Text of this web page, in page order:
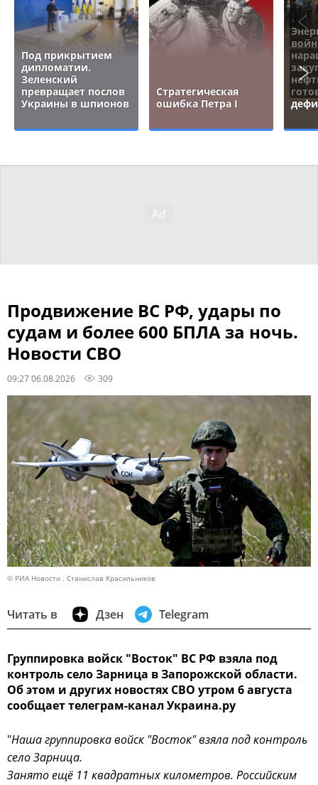
Под прикрытием
дипломатии.
Зеленский
превращает послов
Украины в шпионов
Стратегическая
ошибка Петра I
Продвижение ВС РФ, удары по
судам и более 600 БПЛА за ночь.
Новости СВО
09:27 06.08.2026 309
© РИА Новости . Станислав Красильников
Читать в Дзен Telegram
Группировка войск "Восток" ВС РФ взяла под
контроль село Зарница в Запорожской области.
Об этом и других новостях СВО утром 6 августа
сообщает телеграм-канал Украина.ру
"Наша группировка войск "Восток" взяла под контроль
село Зарница.
Занято ещё 11 квадратных километров. Российским